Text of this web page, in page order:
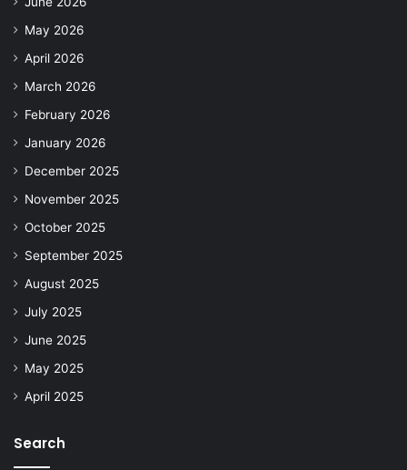
May 2026
April 2026
March 2026
February 2026
January 2026
December 2025
November 2025
October 2025
September 2025
August 2025
July 2025
June 2025
May 2025
April 2025
Search